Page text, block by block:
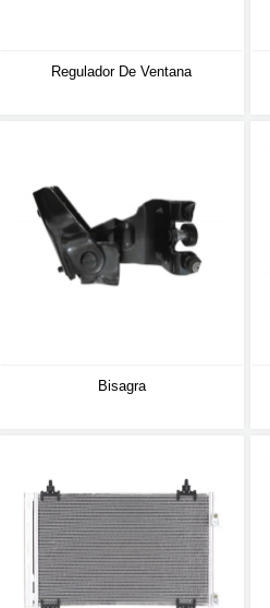
Regulador De Ventana
Bisagra